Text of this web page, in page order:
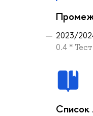
2023/
0.4 *
Список